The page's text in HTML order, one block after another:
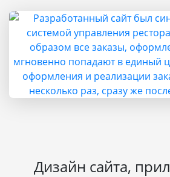
Дизайн сайта,